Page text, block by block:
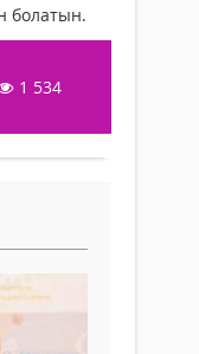
болатын.
1 534